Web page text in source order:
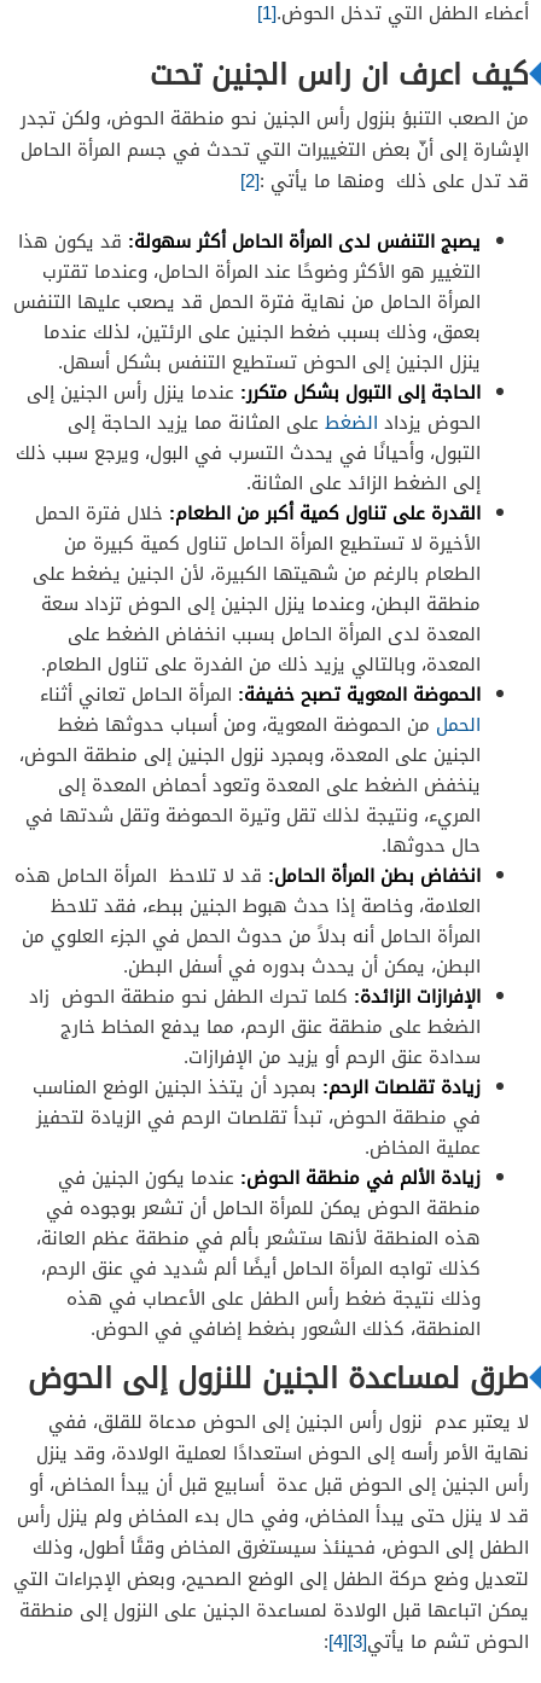
أعضاء الطفل التي تدخل الحوض.[1]
كيف اعرف ان راس الجنين تحت
من الصعب التنبؤ بنزول رأس الجنين نحو منطقة الحوض، ولكن تجدر
الإشارة إلى أنّ بعض التغييرات التي تحدث في جسم المرأة الحامل
قد تدل على ذلك ومنها ما يأتي :[2]
يصبج التنفس لدى المرأة الحامل أكثر سهولة: قد يكون هذا
التغيير هو الأكثر وضوحًا عند المرأة الحامل، وعندما تقترب
المرأة الحامل من نهاية فترة الحمل قد يصعب عليها التنفس
بعمق، وذلك بسبب ضغط الجنين على الرئتين، لذلك عندما
ينزل الجنين إلى الحوض تستطيع التنفس بشكل أسهل.
الحاجة إلى التبول بشكل متكرر: عندما ينزل رأس الجنين إلى
الحوض يزداد الضغط على المثانة مما يزيد الحاجة إلى
التبول، وأحيانًا في يحدث التسرب في البول، ويرجع سبب ذلك
إلى الضغط الزائد على المثانة.
القدرة على تناول كمية أكبر من الطعام: خلال فترة الحمل
الأخيرة لا تستطيع المرأة الحامل تناول كمية كبيرة من
الطعام بالرغم من شهيتها الكبيرة، لأن الجنين يضغط على
منطقة البطن، وعندما ينزل الجنين إلى الحوض تزداد سعة
المعدة لدى المرأة الحامل بسبب انخفاض الضغط على
المعدة، وبالتالي يزيد ذلك من الفدرة على تناول الطعام.
الحموضة المعوية تصبح خفيفة: المرأة الحامل تعاني أثناء
الحمل من الحموضة المعوية، ومن أسباب حدوثها ضغط
الجنين على المعدة، وبمجرد نزول الجنين إلى منطقة الحوض،
ينخفض ​​الضغط على المعدة وتعود أحماض المعدة إلى
المريء، ونتيجة لذلك تقل وتيرة الحموضة وتقل شدتها في
حال حدوثها.
انخفاض بطن المرأة الحامل: قد لا تلاحظ المرأة الحامل هذه
العلامة، وخاصة إذا حدث هبوط الجنين ببطء، فقد تلاحظ
المرأة الحامل أنه بدلاً من حدوث الحمل في الجزء العلوي من
البطن، يمكن أن يحدث بدوره في أسفل البطن.
الإفرازات الزائدة: كلما تحرك الطفل نحو منطقة الحوض زاد
الضغط على منطقة عنق الرحم، مما يدفع المخاط خارج
سدادة عنق الرحم أو يزيد من الإفرازات.
زيادة تقلصات الرحم: بمجرد أن يتخذ الجنين الوضع المناسب
في منطقة الحوض، تبدأ تقلصات الرحم في الزيادة لتحفيز
عملية المخاض.
زيادة الألم في منطقة الحوض: عندما يكون الجنين في
منطقة الحوض يمكن للمرأة الحامل أن تشعر بوجوده في
هذه المنطقة لأنها ستشعر بألم في منطقة عظم العانة،
كذلك تواجه المرأة الحامل أيضًا ألم شديد في عنق الرحم،
وذلك نتيجة ضغط رأس الطفل على الأعصاب في هذه
المنطقة، كذلك الشعور بضغط إضافي في الحوض.
طرق لمساعدة الجنين للنزول إلى الحوض
لا يعتبر عدم نزول رأس الجنين إلى الحوض مدعاة للقلق، ففي
نهاية الأمر رأسه إلى الحوض استعدادًا لعملية الولادة، وقد ينزل
رأس الجنين إلى الحوض قبل عدة أسابيع قبل أن يبدأ المخاض، أو
قد لا ينزل حتى يبدأ المخاض، وفي حال بدء المخاض ولم ينزل رأس
الطفل إلى الحوض، فحينئذ سيستغرق المخاض وقتًا أطول، وذلك
لتعديل وضع حركة الطفل إلى الوضع الصحيح، وبعض الإجراءات التي
يمكن اتباعها قبل الولادة لمساعدة الجنين على النزول إلى منطقة
الحوض تشم ما يأتي[3]
[4]
: